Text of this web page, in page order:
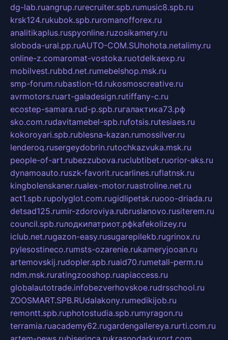
dg-lab.ruangrup.rurecruiter.spb.rumusic8.spb.ru
krsk124.rukubok.spb.ruromanofforex.ru
analitikaplus.ruspyonline.ruzosikamery.ru
sloboda-ural.pp.ruAUTO-COM.SUhohota.netalimy.ru
online-z.comaromat-vostoka.ruotdelkaexp.ru
mobilvest.rubbd.net.rumebelshop.msk.ru
smp-forum.rubastion-td.rukosmoscreative.ru
avrmotors.ruart-galadesign.rutiffany-c.ru
ecostep-samara.rud-p.spb.ruгалактика73.рф
sko.com.rudavitamebel-spb.rufotsis.rutesiaes.ru
kokoroyari.spb.rublesna-kazan.rumossilver.ru
lenderoq.rusergeydobrin.rutochkazvuka.msk.ru
people-of-art.rubezzubova.ruclubtibet.ruorior-aks.ru
dynamoauto.ruszk-favorit.rucarlines.ruflatnsk.ru
kingbolenskaner.rualex-motor.ruastroline.net.ru
act1.spb.rupolyglot.com.rugidlipetsk.ruooo-driada.ru
detsad125.rumir-zdoroviya.rubruslanovo.rusiterem.ru
council.spb.ruлодкипатриот.рфkafekolizey.ru
iclub.net.rugazon-easy.rusugarepilekb.rugrinox.ru
pylesostineco.rumsts-ozarenie.rukameryjooan.ru
artemovskij.rudopler.spb.ruaid70.rumetall-perm.ru
ndm.msk.ruratingzooshop.ruapiaccess.ru
globalautotrade.infobezverhovskoe.rudrsschool.ru
ZOOSMART.SPB.RUdalakony.rumedikijob.ru
remontt.spb.ruphotostudia.spb.rumyragon.ru
terramia.ruacademy62.rugardengallereya.rurti.com.ru